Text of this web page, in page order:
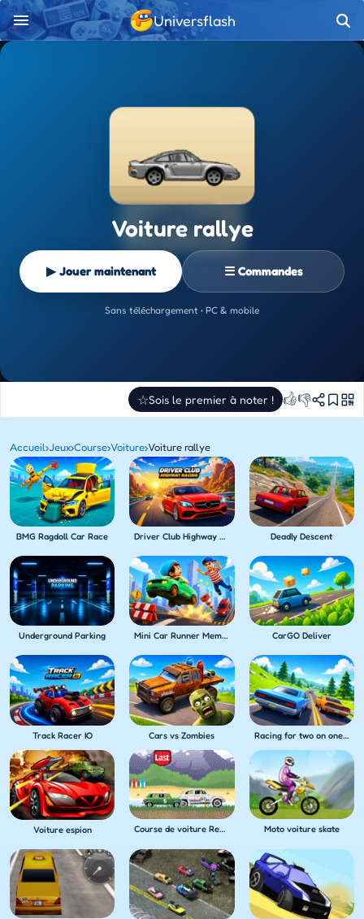
Universflash
Voiture rallye
▶ Jouer maintenant ☰ Commandes
Sans téléchargement • PC & mobile
☆Sois le premier à noter ! 👍👎
Accueil›Jeux›Course›Voiture›Voiture rallye
BMG Ragdoll Car Race Driver Club Highway Racing Deadly Descent
Underground Parking Mini Car Runner Meme Games CarGO Deliver
Track Racer IO Cars vs Zombies Racing for two on one PC
Voiture espion Course de voiture Renegade Moto voiture skate